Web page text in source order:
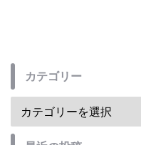
カテゴリー